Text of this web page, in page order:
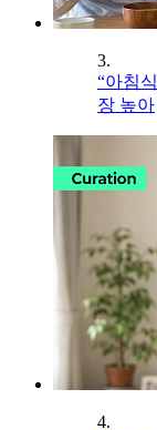
3.
“아침
장 높아
4.